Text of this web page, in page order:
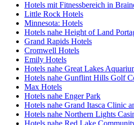
Hotels mit Fitnessbereich in
Little Rock Hotels
Minnesota: Hotels
Hotels nahe Height of Land
Grand Rapids Hotels
Cromwell Hotels
Emily Hotels
Hotels nahe Great Lakes
Hotels nahe Gunflint Hills Golf
Max Hotels
Hotels nahe Enger Park
Hotels nahe Grand Itasca Clinic
Hotels nahe Northern Lights